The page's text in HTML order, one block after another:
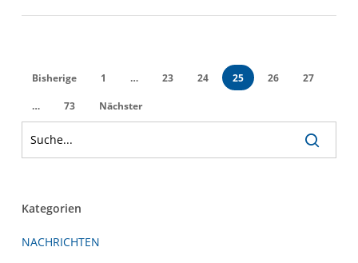
Bisherige 1 … 23 24 25 26 27
… 73 Nächster
Kategorien
NACHRICHTEN